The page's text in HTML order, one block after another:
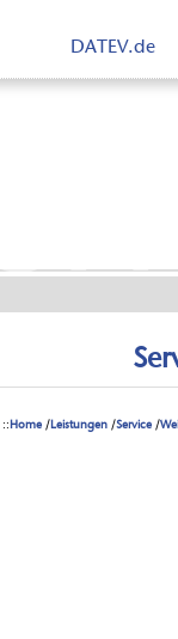
DATEV.de
:: Home / Leistungen /Service /